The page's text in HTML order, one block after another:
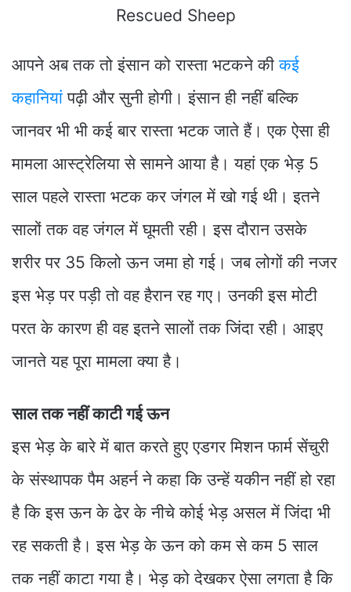
Rescued Sheep
आपने अब तक तो इंसान को रास्ता भटकने कीकई
कहानियां पढ़ी और सुनी होगी। इंसान ही नहीं बल्कि
जानवर भी भी कई बार रास्ता भटक जाते हैं। एक ऐसा ही
मामला आस्ट्रेलिया से सामने आया है। यहां एक भेड़ 5
साल पहले रास्ता भटक कर जंगल में खो गई थी। इतने
सालों तक वह जंगल में घूमती रही। इस दौरान उसके
शरीर पर 35 किलो ऊन जमा हो गई। जब लोगों की नजर
इस भेड़ पर पड़ी तो वह हैरान रह गए। उनकी इस मोटी
परत के कारण ही वह इतने सालों तक जिंदा रही। आइए
जानते यह पूरा मामला क्या है।
साल तक नहीं काटी गई ऊन
इस भेड़ के बारे में बात करते हुए एडगर मिशन फार्म सेंचुरी
के संस्‍थापक पैम अहर्न ने कहा कि उन्‍हें यकीन नहीं हो रहा
है कि इस ऊन के ढेर के नीचे कोई भेड़ असल में जिंदा भी
रह सकती है। इस भेड़ के ऊन को कम से कम 5 साल
तक नहीं काटा गया है। भेड़ को देखकर ऐसा लगता है कि